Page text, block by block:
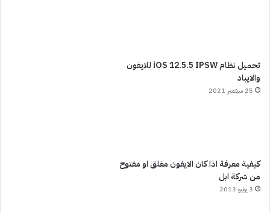
تحميل نظام iOS 12.5.5 IPSW للايفون
والايباد
25 سبتمبر 2021
كيفية معرفة اذا كان الايفون مغلق او مفتوح
من شركة ابل
3 يونيو 2013